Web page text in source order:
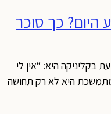
היום? כך סוכר
בקליניקה היא: “אין לי
מתמשכת היא לא רק תחושה